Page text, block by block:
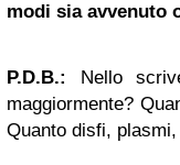
modi sia avvenuto
P.D.B.: Nello
maggiormente?
Quanto disfi,